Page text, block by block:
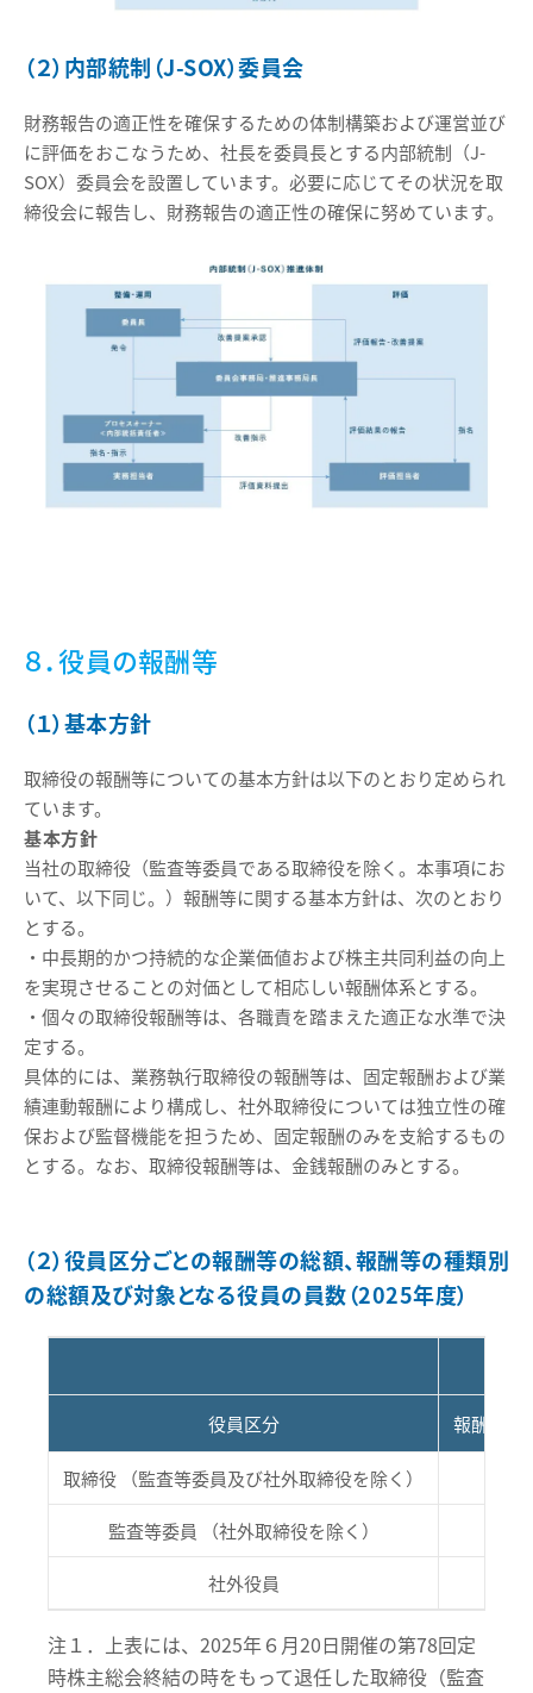
（２）内部統制（J-SOX）委員会
財務報告の適正性を確保するための体制構築および運営並び
に評価をおこなうため、社長を委員長とする内部統制（J-
SOX）委員会を設置しています。必要に応じてその状況を取
締役会に報告し、財務報告の適正性の確保に努めています。
８．役員の報酬等
（１）基本方針
取締役の報酬等についての基本方針は以下のとおり定められ
ています。
基本方針
当社の取締役（監査等委員である取締役を除く。本事項にお
いて、以下同じ。）報酬等に関する基本方針は、次のとおり
とする。
・中長期的かつ持続的な企業価値および株主共同利益の向上
を実現させることの対価として相応しい報酬体系とする。
・個々の取締役報酬等は、各職責を踏まえた適正な水準で決
定する。
具体的には、業務執行取締役の報酬等は、固定報酬および業
績連動報酬により構成し、社外取締役については独立性の確
保および監督機能を担うため、固定報酬のみを支給するもの
とする。なお、取締役報酬等は、金銭報酬のみとする。
（２）役員区分ごとの報酬等の総額、報酬等の種類別
の総額及び対象となる役員の員数（2025年度）
役員区分 報酬等の
取締役 （監査等委員及び社外取締役を除く）
監査等委員 （社外取締役を除く）
社外役員
注１．上表には、2025年６月20日開催の第78回定
時株主総会終結の時をもって退任した取締役（監査